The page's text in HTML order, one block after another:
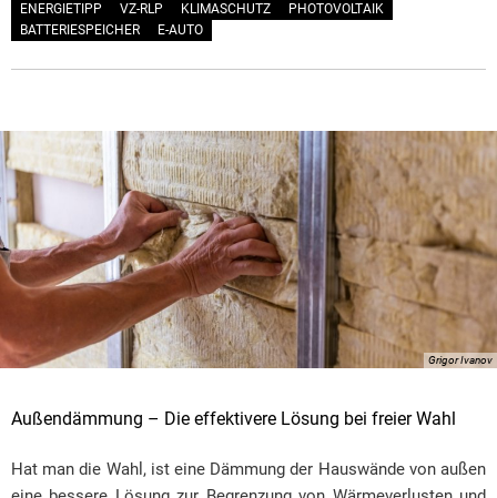
ENERGIETIPP
VZ-RLP KLIMASCHUTZ
PHOTOVOLTAIK
BATTERIESPEICHER
E-AUTO
Grigor Ivanov
Außendämmung – Die effektivere Lösung bei freier Wahl
Hat man die Wahl, ist eine Dämmung der Hauswände von außen